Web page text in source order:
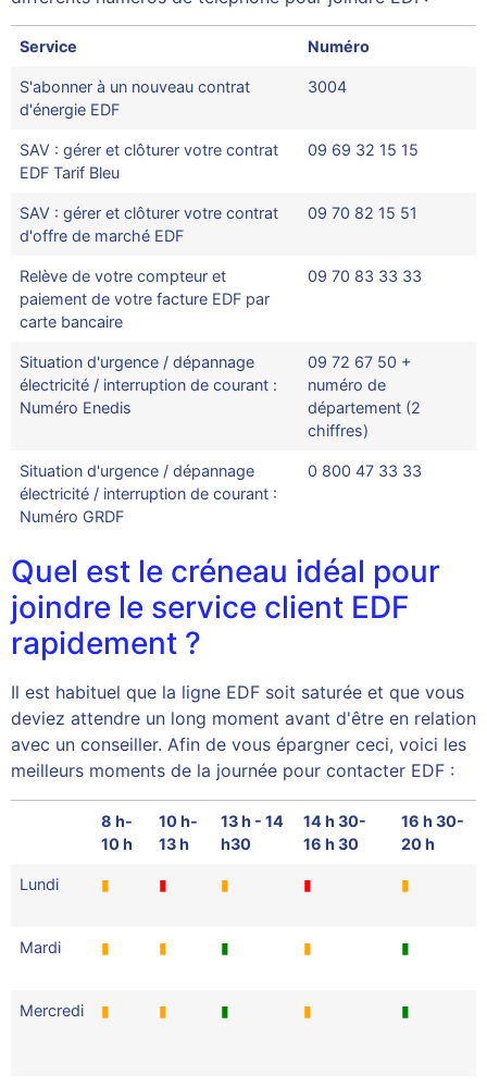
Service Numéro
S'abonner à un nouveau contrat
d'énergie EDF
3004
SAV : gérer et clôturer votre contrat
EDF Tarif Bleu
09 69 32 15 15
SAV : gérer et clôturer votre contrat
d'offre de marché EDF
09 70 82 15 51
Relève de votre compteur et
paiement de votre facture EDF par
carte bancaire
09 70 83 33 33
Situation d'urgence / dépannage
électricité / interruption de courant :
Numéro Enedis
09 72 67 50 +
numéro de
département (2
chiffres)
Situation d'urgence / dépannage
électricité / interruption de courant :
Numéro GRDF
0 800 47 33 33
Quel est le créneau idéal pour
joindre le service client EDF
rapidement ?
Il est habituel que la ligne EDF soit saturée et que vous
deviez attendre un long moment avant d'être en relation
avec un conseiller. Afin de vous épargner ceci, voici les
meilleurs moments de la journée pour contacter EDF :
8 h-
10 h
10 h-
13 h
13 h - 14
h30
14 h 30-
16 h 30
16 h 30-
20 h
Lundi ▮ ▮ ▮ ▮ ▮
Mardi ▮ ▮ ▮ ▮ ▮
Mercredi ▮ ▮ ▮ ▮ ▮